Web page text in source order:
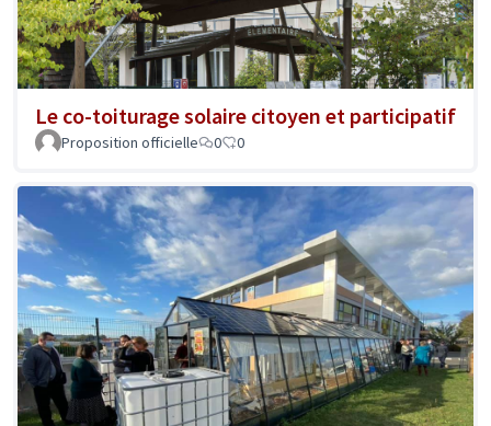
Le co-toiturage solaire citoyen et participatif
Proposition officielle 0 0